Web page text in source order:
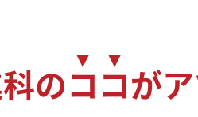
のココが